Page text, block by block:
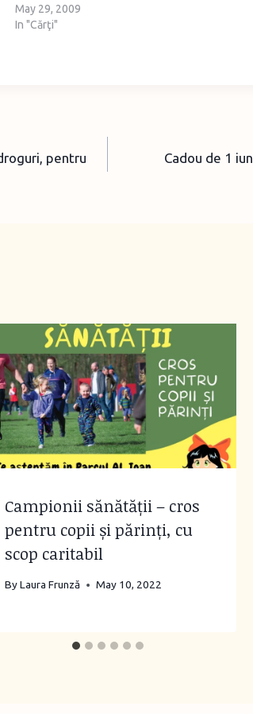
May 29, 2009
In "Cărţi"
pentru
Cadou de 1
Campionii sănătății – cros
pentru copii și părinți, cu
scop caritabil
By Laura Frunză May 10, 2022